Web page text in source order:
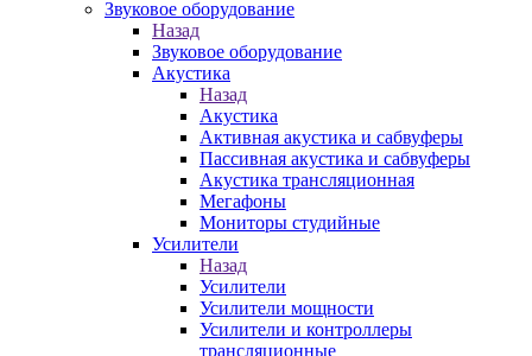
Звуковое оборудование
Назад
Звуковое оборудование
Акустика
Назад
Акустика
Активная акустика и сабвуферы
Пассивная акустика и сабвуферы
Акустика трансляционная
Мегафоны
Мониторы студийные
Усилители
Назад
Усилители
Усилители мощности
Усилители и контроллеры
трансляционные